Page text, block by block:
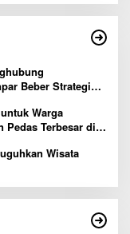
Beber Strategi
Warga
Pedas Terbesar di
Wisata